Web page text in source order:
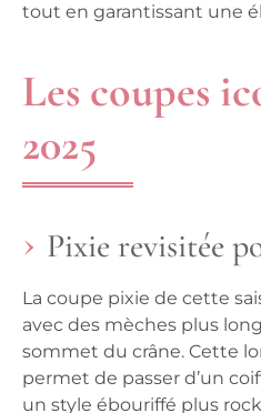
tout en garantissant une
Les coupes
2025
Pixie revisitée
La coupe pixie de cette
avec des mèches plus
sommet du crâne. Cette
permet de passer d’un
un style ébouriffé plus